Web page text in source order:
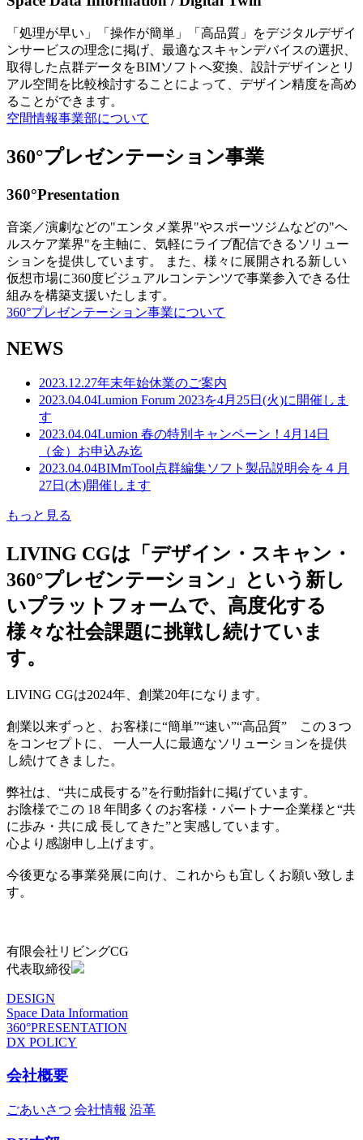
「処理が早い」「操作が簡単」「高品質」をデジタルデザイ
ンサービスの理念に掲げ、最適なスキャンデバイスの選択、
取得した点群データをBIMソフトへ変換、設計デザインとリ
アル空間を比較検討することによって、デザイン精度を高め
ることができます。
空間情報事業部について
360°プレゼンテーション事業
360°Presentation
音楽／演劇などの"エンタメ業界"やスポーツジムなどの"ヘ
ルスケア業界"を主軸に、気軽にライブ配信できるソリュー
ションを提供しています。 また、様々に展開される新しい
仮想市場に360度ビジュアルコンテンツで事業参入できる仕
組みを構築支援いたします。
360°プレゼンテーション事業について
NEWS
2023.12.27年末年始休業のご案内
2023.04.04Lumion Forum 2023を4月25日(火)に開催しま
す
2023.04.04Lumion 春の特別キャンペーン！4月14日
（金）お申込み迄
2023.04.04BIMmTool点群編集ソフト製品説明会を４月
27日(木)開催します
もっと見る
LIVING CGは「デザイン・スキャン・
360°プレゼンテーション」という新し
いプラットフォームで、高度化する
様々な社会課題に挑戦し続けていま
す。
LIVING CGは2024年、創業20年になります。
創業以来ずっと、お客様に“簡単”“速い”“高品質” この３つ
をコンセプトに、 一人一人に最適なソリューションを提供
し続けてきました。
弊社は、“共に成長する”を行動指針に掲げています。
お陰様でこの 18 年間多くのお客様・パートナー企業様と“共
に歩み・共に成 長してきた”と実感しています。
心より感謝申し上げます。
今後更なる事業発展に向け、これからも宜しくお願い致しま
す。
有限会社リビングCG
代表取締役
DESIGN
Space Data Information
360°PRESENTATION
DX POLICY
会社概要
ごあいさつ 会社情報 沿革